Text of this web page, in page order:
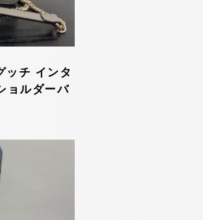
ッチ インタ
ョルダーバ